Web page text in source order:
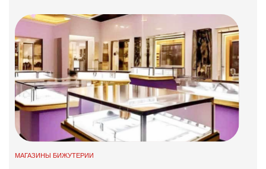
МАГАЗИНЫ БИЖУТЕРИИ